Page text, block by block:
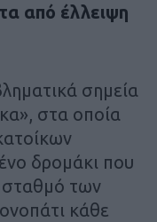
από έλλειψη
σημεία
στα οποία
δρομάκι που
σταθμό των
κάθε